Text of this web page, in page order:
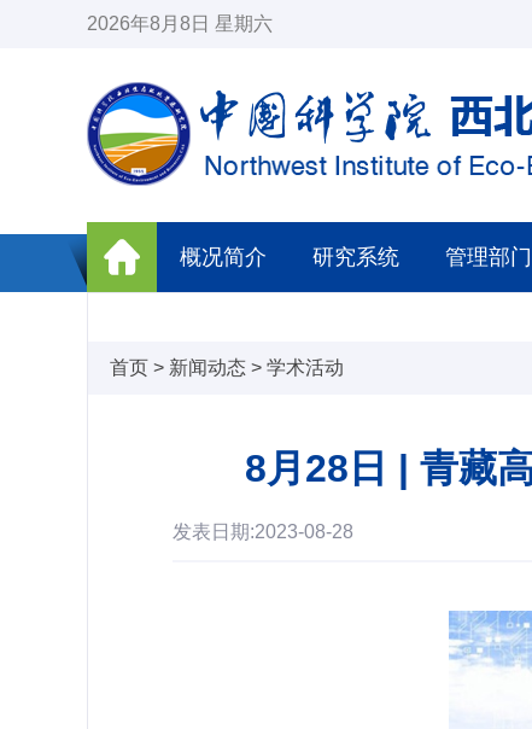
2026年8月8日 星期六
概况简介 研究系统 管理部门
首页 > 新闻动态 > 学术活动
8月28日 | 青藏
发表日期:2023-08-28